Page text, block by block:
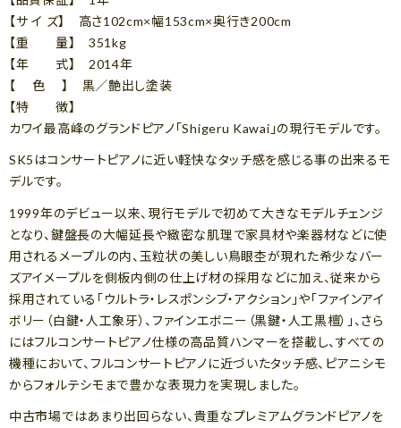
【サ イ ズ】 高さ102cm×幅153cm×奥行き200cm
【重 量】 351kg
【年 式】 2014年
【 色 】 黒／艶出し塗装
【特 徴】
カワイ最高峰のグランドピアノ「Shigeru Kawai」の現行モデルです。
SK5はコンサートピアノに近い軽快なタッチ感を感じる事の出来るモ
デルです。
1999年のデビュー以来、現行モデルで初めて大きなモデルチェンジ
となり、鍵盤長の大幅延長や緻密な肌理で家具材や楽器材などに使
用されるメープルの内、玉粒状の美しい鳥眼杢が現れた希少なバー
ズアイメープルを側板内側の仕上げ材の採用などに加え、従来から
採用されている「ウルトラ・レスポンシブ・アクション」や「ファインアイ
ボリー（白鍵・人工象牙）、ファインエボニー（黒鍵・人工黒檀）」、さら
にはフルコンサートピアノ仕様の高品質ハンマーを搭載し、すべての
機種において、フルコンサートピアノに近づいたタッチ感、ピアニシモ
からフォルテシモまで豊かな表現力を実現しました。
中古市場ではあまり出回らない、貴重なプレミアムグランドピアノを